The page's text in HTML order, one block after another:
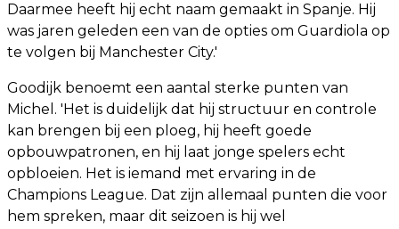
Daarmee heeft hij echt naam gemaakt in Spanje. Hij
was jaren geleden een van de opties om Guardiola op
te volgen bij Manchester City.'
Goodijk benoemt een aantal sterke punten van
Michel. 'Het is duidelijk dat hij structuur en controle
kan brengen bij een ploeg, hij heeft goede
opbouwpatronen, en hij laat jonge spelers echt
opbloeien. Het is iemand met ervaring in de
Champions League. Dat zijn allemaal punten die voor
hem spreken, maar dit seizoen is hij wel